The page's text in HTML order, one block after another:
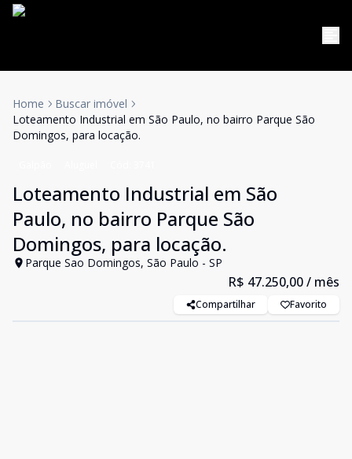
Home
Buscar imóvel
Loteamento Industrial em São Paulo, no bairro Parque São
Domingos, para locação.
Loteamento Industrial em São
Paulo, no bairro Parque São
Domingos, para locação.
Parque Sao Domingos, São Paulo - SP
R$ 47.250,00/ mês
Compartilhar Favorito